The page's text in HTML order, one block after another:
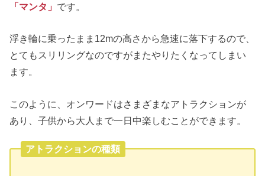
「マンタ」 です。
浮き輪に乗ったまま12mの高さから急速に落下するので、
とてもスリリングなのですがまたやりたくなってしまい
ます。
このように、オンワードはさまざまなアトラクションが
あり、子供から大人まで一日中楽しむことができます。
アトラクションの種類